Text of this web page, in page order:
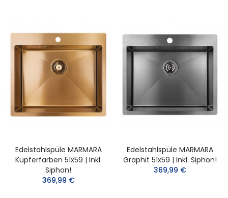
Edelstahlspüle MARMARA
Kupferfarben 51x59 | Inkl.
Siphon!
369,99 €
Edelstahlspüle MARMARA
Graphit 51x59 | Inkl. Siphon!
369,99 €